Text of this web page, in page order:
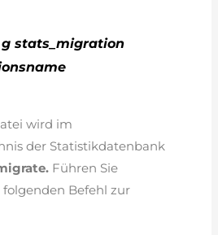
g stats_migration
wird im
der Statistikdatenbank
Führen Sie
Befehl zur